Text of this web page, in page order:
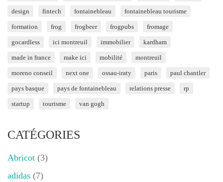
design fintech fontainebleau fontainebleau tourisme
formation frog frogbeer frogpubs fromage
gocardless ici montreuil immobilier kardham
made in france make ici mobilité montreuil
moreno conseil next one ossau-iraty paris paul chantler
pays basque pays de fontainebleau relations presse rp
startup tourisme van gogh
CATÉGORIES
Abricot (3)
adidas (7)